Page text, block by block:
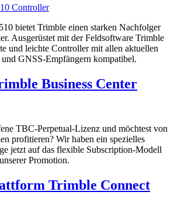
bietet Trimble einen starken Nachfolger
Ausgerüstet mit der Feldsoftware Trimble
und leichte Controller mit allen aktuellen
GNSS-Empfängern kompatibel.
Business Center
TBC-Perpetual-Lizenz und möchtest von
profitieren? Wir haben ein spezielles
jetzt auf das flexible Subscription-Modell
Promotion.
Trimble Connect